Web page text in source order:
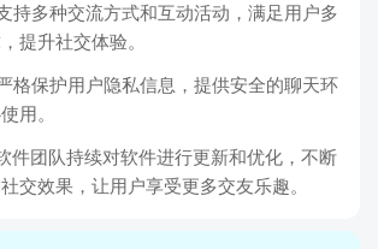
持多种交流方式和互动活动，满足用户多
提升社交体验。
格保护用户隐私信息，提供安全的聊天环
用。
件团队持续对软件进行更新和优化，不断
交效果，让用户享受更多交友乐趣。